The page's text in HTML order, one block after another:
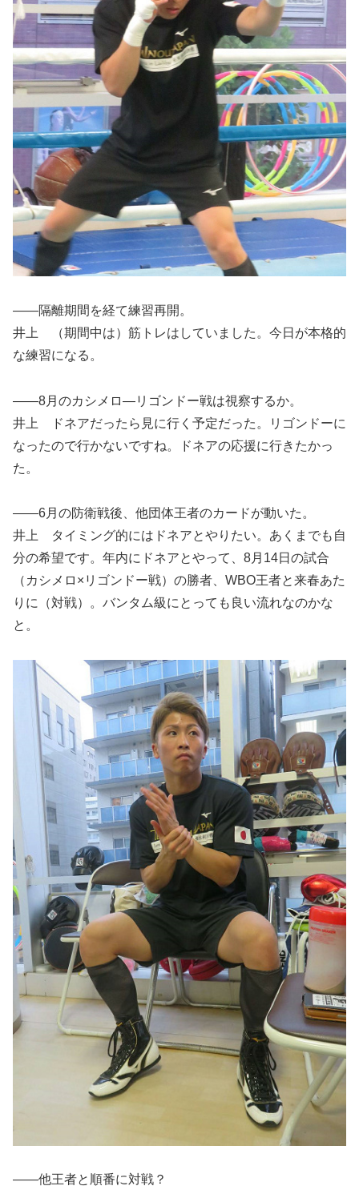
――隔離期間を経て練習再開。
井上 （期間中は）筋トレはしていました。今日が本格的
な練習になる。
――8月のカシメロ―リゴンドー戦は視察するか。
井上 ドネアだったら見に行く予定だった。リゴンドーに
なったので行かないですね。ドネアの応援に行きたかっ
た。
――6月の防衛戦後、他団体王者のカードが動いた。
井上 タイミング的にはドネアとやりたい。あくまでも自
分の希望です。年内にドネアとやって、8月14日の試合
（カシメロ×リゴンドー戦）の勝者、WBO王者と来春あた
りに（対戦）。バンタム級にとっても良い流れなのかな
と。
――他王者と順番に対戦？